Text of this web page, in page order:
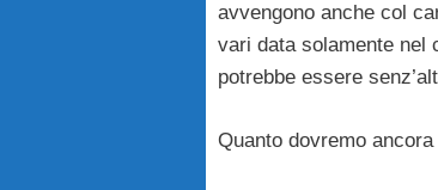
avvengono anche col
vari data solamente nel
potrebbe essere
Quanto dovremo